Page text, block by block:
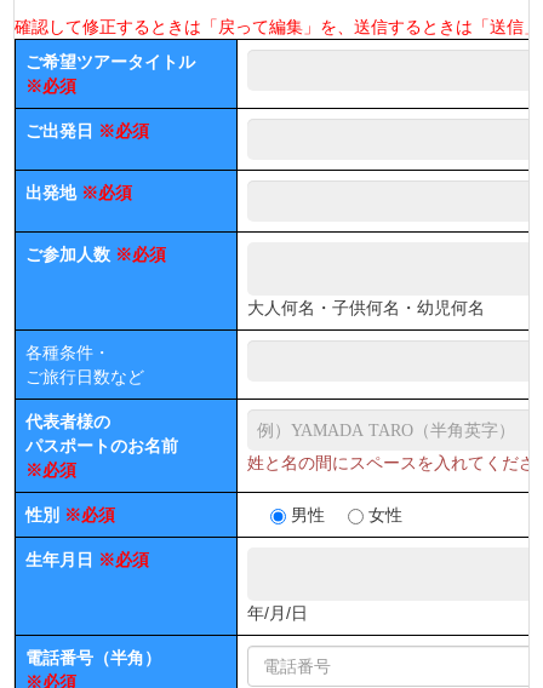
確認して修正するときは「戻って編集」を、送信するときは「送信
ご希望ツアータイトル
※必須
ご出発日 ※必須
出発地 ※必須
ご参加人数 ※必須
大人何名・子供何名・幼児何名
各種条件・
ご旅行日数など
代表者様の
パスポートのお名前
※必須
姓と名の間にスペースを入れてくださ
性別 ※必須 男性 女性
生年月日 ※必須
年/月/日
電話番号（半角）
※必須